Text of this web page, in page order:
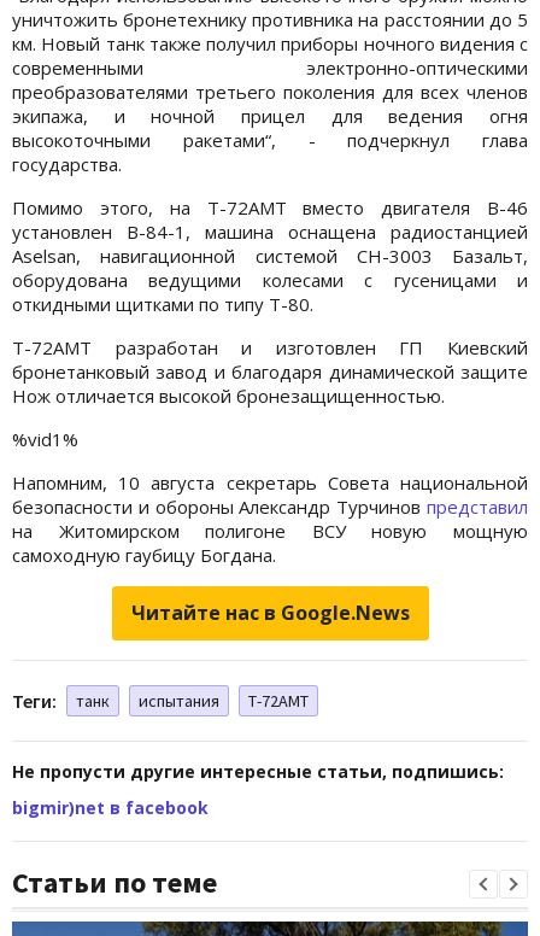
уничтожить бронетехнику противника на расстоянии до 5
км. Новый танк также получил приборы ночного видения с
современными электронно-оптическими
преобразователями третьего поколения для всех членов
экипажа, и ночной прицел для ведения огня
высокоточными ракетами“, - подчеркнул глава
государства.
Помимо этого, на Т-72АМТ вместо двигателя В-46
установлен В-84-1, машина оснащена радиостанцией
Aselsan, навигационной системой СН-3003 Базальт,
оборудована ведущими колесами с гусеницами и
откидными щитками по типу Т-80.
Т-72АМТ разработан и изготовлен ГП Киевский
бронетанковый завод и благодаря динамической защите
Нож отличается высокой бронезащищенностью.
%vid1%
Напомним, 10 августа секретарь Совета национальной
безопасности и обороны Александр Турчинов представил
на Житомирском полигоне ВСУ новую мощную
самоходную гаубицу Богдана.
Читайте нас в Google.News
Теги: танк испытания Т-72АМТ
Не пропусти другие интересные статьи, подпишись:
bigmir)net в facebook
Статьи по теме